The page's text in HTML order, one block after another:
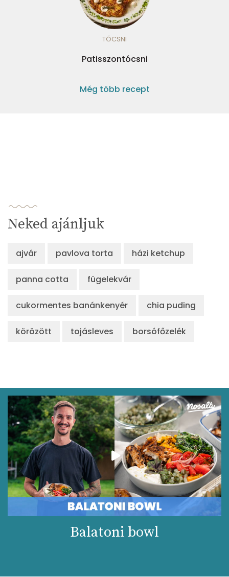
TÓCSNI
Patisszontócsni
Még több recept
Neked ajánljuk
ajvár pavlova torta házi ketchup
panna cotta fügelekvár
cukormentes banánkenyér chia puding
körözött tojásleves borsófőzelék
Balatoni bowl